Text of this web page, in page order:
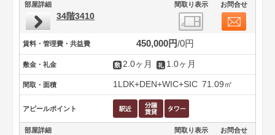
部屋詳細 間取り表示 お問合せ
34階3410
賃料・管理費・共益費 450,000円 0円
敷金・礼金 2.0ヶ月 1.0ヶ月
間取・面積 1LDK+DEN+WIC+SIC 71.09㎡
アピールポイント
部屋詳細 間取り表示 お問合せ